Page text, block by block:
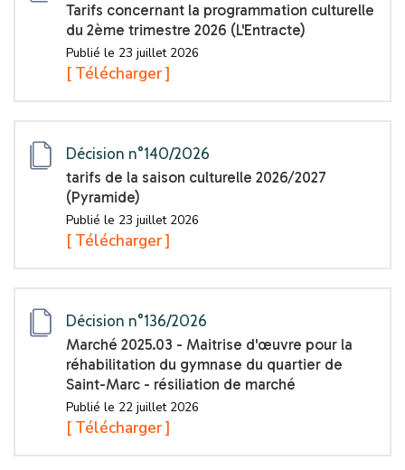
Tarifs concernant la programmation culturelle
du 2ème trimestre 2026 (L'Entracte)
Publié le 23 juillet 2026
[ Télécharger ]
Décision n°140/2026
tarifs de la saison culturelle 2026/2027
(Pyramide)
Publié le 23 juillet 2026
[ Télécharger ]
Décision n°136/2026
Marché 2025.03 - Maitrise d'œuvre pour la
réhabilitation du gymnase du quartier de
Saint-Marc - résiliation de marché
Publié le 22 juillet 2026
[ Télécharger ]